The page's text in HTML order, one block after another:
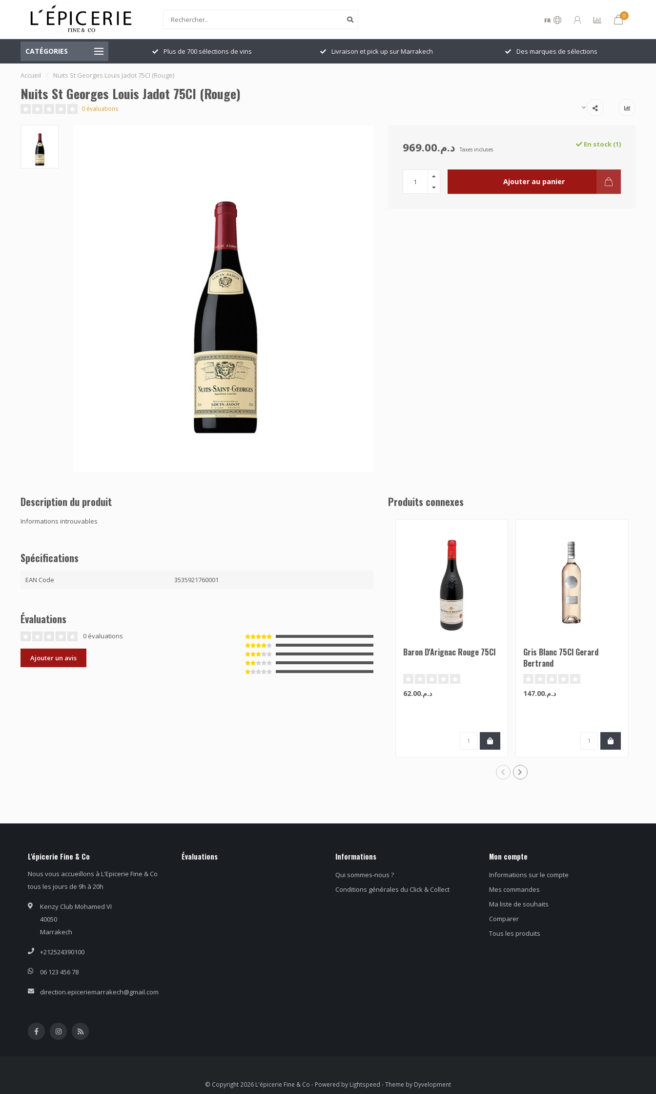
FR
0
CATÉGORIES
Officiellement ouvert Plus de 700 sélections de vins Livraison et pick up sur Marrakech Des marques de sélections
Accueil / Nuits St Georges Louis Jadot 75Cl (Rouge)
Nuits St Georges Louis Jadot 75Cl (Rouge)
0 évaluations
د.م.969.00 Taxes incluses
En stock (1)
Ajouter au panier
Description du produit
Informations introuvables
Spécifications
EAN Code 3535921760001
Évaluations
0 évaluations
Ajouter un avis
Produits connexes
Baron D'Arignac Rouge 75Cl
د.م.62.00
Gris Blanc 75Cl Gerard
Bertrand
د.م.147.00
L'épicerie Fine & Co
Nous vous accueillons à L'Epicerie Fine & Co
tous les jours de 9h à 20h
Kenzy Club Mohamed VI
40050
Marrakech
+212524390100
06 123 456 78
direction.epiceriemarrakech@gmail.com
Évaluations Informations
Qui sommes-nous ?
Conditions générales du Click & Collect
Mon compte
Informations sur le compte
Mes commandes
Ma liste de souhaits
Comparer
Tous les produits
© Copyright 2026 L'épicerie Fine & Co - Powered by Lightspeed - Theme by Dyvelopment